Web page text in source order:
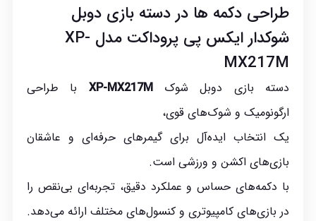
طراحی دکمه ها در دسته بازی دوبل
شوکدار ایکس پی پروداکت مدل XP-
MX217M
دسته بازی دوبل شوکXP-MX217M با طراحی
ارگونومیک و شوک‌های قوی،
یک انتخاب ایده‌آل برای گیمرهای حرفه‌ای و عاشقان
بازی‌های اکشن و ورزشی است.
با دکمه‌های حساس و عملکرد دقیق، تجربه‌ای بی‌نقص را
در بازی‌های کامپیوتری و کنسول‌های مختلف ارائه می‌دهد.